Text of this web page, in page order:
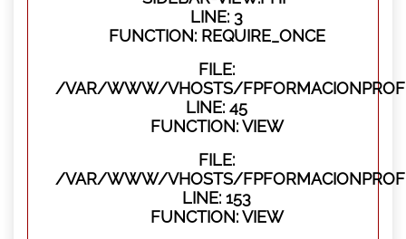
LINE: 3
FUNCTION: REQUIRE_ONCE
FILE:
/VAR/WWW/VHOSTS/
LINE: 45
FUNCTION: VIEW
FILE:
/VAR/WWW/VHOSTS/
LINE: 153
FUNCTION: VIEW